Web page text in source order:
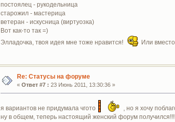
постоялец - рукодельница
старожил - мастерица
ветеран - искусница (виртуозка)
Вот как-то так =)
Элладочка, твоя идея мне тоже нравится!
Или
Re: Статусы на форуме
« Ответ #7 : 23 Июнь 2011, 13:30:36 »
я вариантов не придумала чгото
, но я хочу
ну в общем, теперь настоящий женский форум